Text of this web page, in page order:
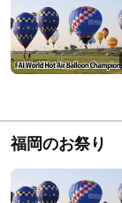
福岡のお祭り